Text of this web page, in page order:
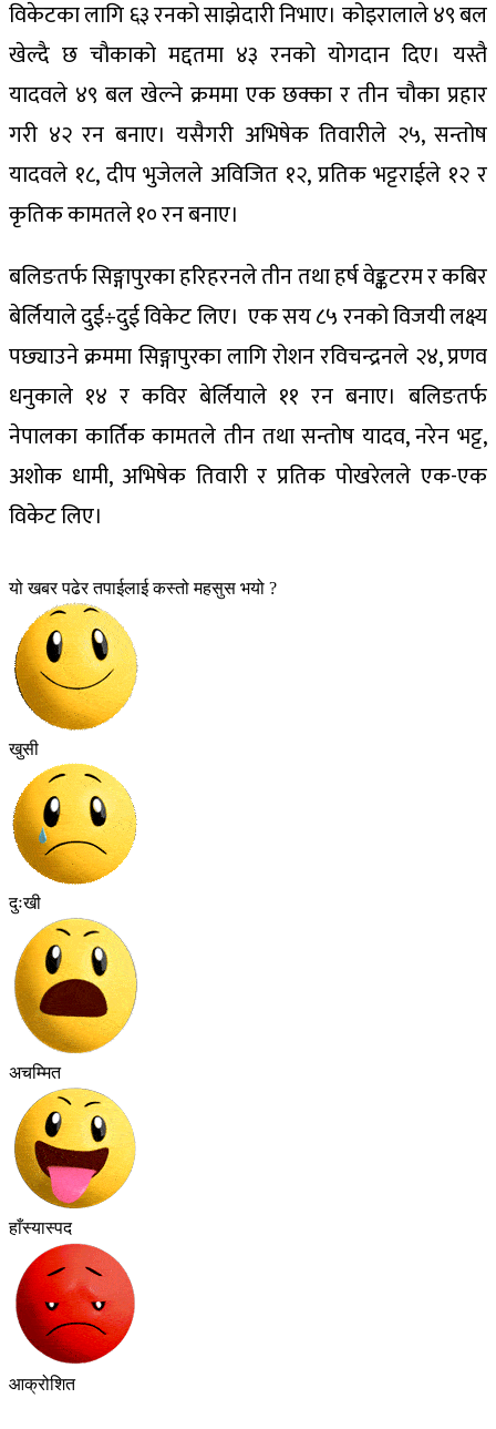
विकेटका लागि ६३ रनको साझेदारी निभाए। कोइरालाले ४९ बल
खेल्दै छ चौकाको मद्दतमा ४३ रनको योगदान दिए। यस्तै
यादवले ४९ बल खेल्ने क्रममा एक छक्का र तीन चौका प्रहार
गरी ४२ रन बनाए। यसैगरी अभिषेक तिवारीले २५, सन्तोष
यादवले १८, दीप भुजेलले अविजित १२, प्रतिक भट्टराईले १२ र
कृतिक कामतले १० रन बनाए।
बलिङतर्फ सिङ्गापुरका हरिहरनले तीन तथा हर्ष वेङ्कटरम र कबिर
बेर्लियाले दुई÷दुई विकेट लिए। एक सय ८५ रनको विजयी लक्ष्य
पछ्याउने क्रममा सिङ्गापुरका लागि रोशन रविचन्द्रनले २४, प्रणव
धनुकाले १४ र कविर बेर्लियाले ११ रन बनाए। बलिङतर्फ
नेपालका कार्तिक कामतले तीन तथा सन्तोष यादव, नरेन भट्ट,
अशोक धामी, अभिषेक तिवारी र प्रतिक पोखरेलले एक-एक
विकेट लिए।
यो खबर पढेर तपाईलाई कस्तो महसुस भयो ?
खुसी
दुःखी
अचम्मित
हाँस्यास्पद
आक्रोशित